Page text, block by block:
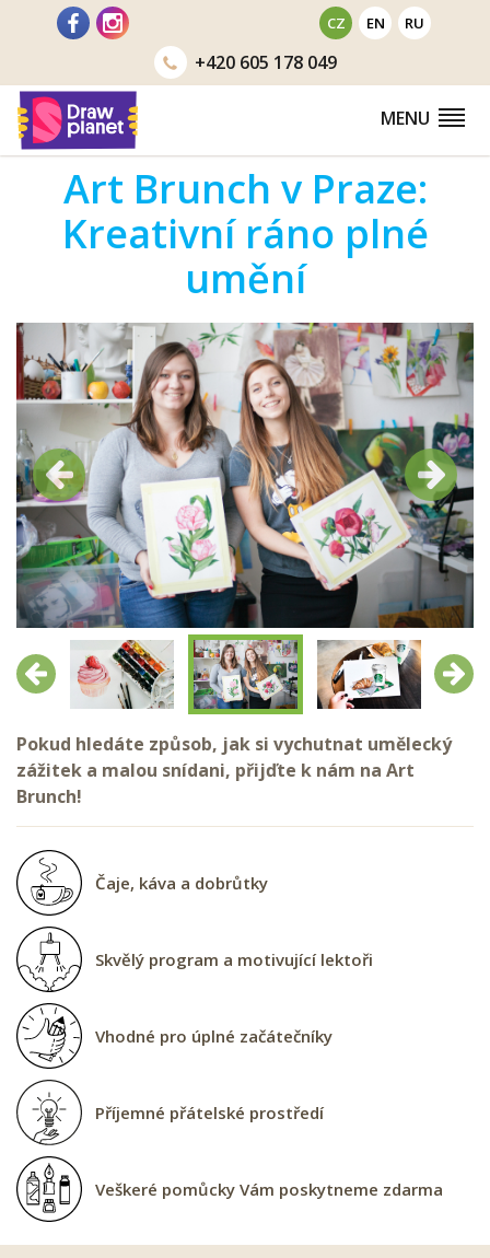
CZ EN RU
+420605 178 049
MENU
Art Brunch v Praze:
Kreativní ráno plné
umění
Předchozí
Předchozí
Další
Další
Předchozí Další
Pokud hledáte způsob, jak si vychutnat umělecký
zážitek a malou snídani, přijďte k nám na Art
Brunch!
Čaje, káva a dobrůtky
Skvělý program a motivující lektoři
Vhodné pro úplné začátečníky
Příjemné přátelské prostředí
Veškeré pomůcky Vám poskytneme zdarma